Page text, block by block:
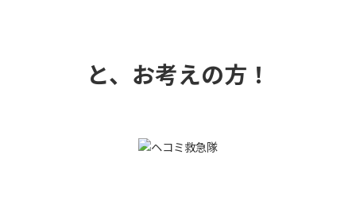
と、お考えの方！